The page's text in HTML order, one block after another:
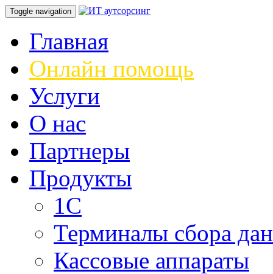
Toggle navigation
Главная
Онлайн помощь
Услуги
О нас
Партнеры
Продукты
1С
Терминалы сбора
Кассовые аппараты